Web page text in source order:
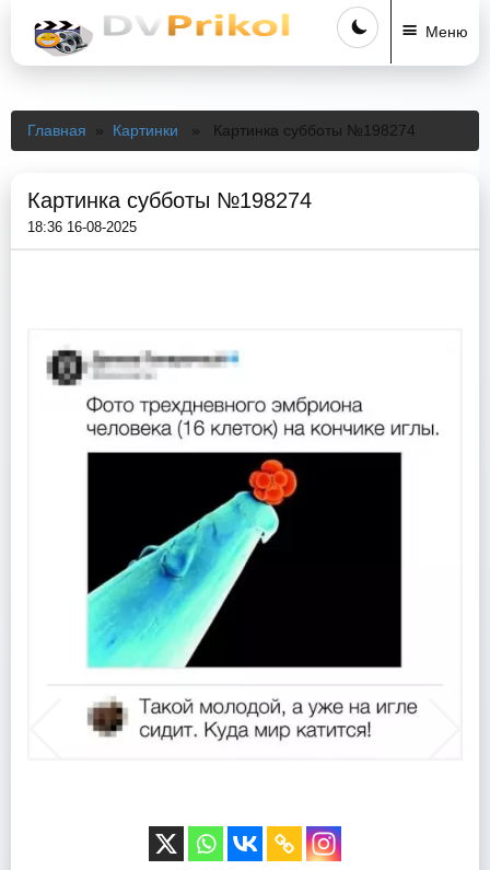
Меню
Главная » Картинки » Картинка субботы №198274
Картинка субботы №198274
18:36 16-08-2025